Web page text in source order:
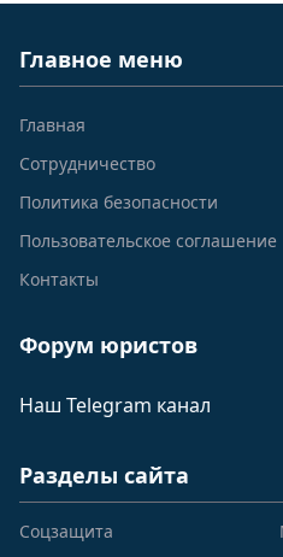
Главное меню
Главная
Сотрудничество
Политика безопасности
Пользовательское соглашение
Контакты
Форум юристов
Наш Telegram канал
Разделы сайта
Соцзащита